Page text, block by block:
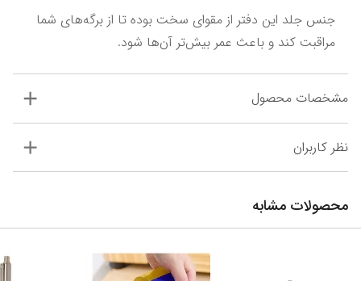
مراقبت کند و باعث عمر بیش‌تر آن‌ها شود.
مشخصات محصول
نظر کاربران
محصولات مشابه